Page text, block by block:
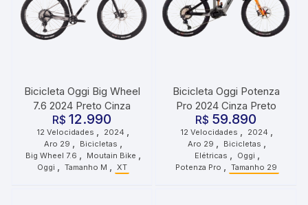
Bicicleta Oggi Big Wheel
7.6 2024 Preto Cinza
R$ 12.990
12 Velocidades 2024
Aro 29 Bicicletas
Big Wheel 7.6 Moutain Bike
Oggi Tamanho M XT
Bicicleta Oggi Potenza
Pro 2024 Cinza Preto
R$ 59.890
12 Velocidades 2024
Aro 29 Bicicletas
Elétricas Oggi
Potenza Pro Tamanho 29